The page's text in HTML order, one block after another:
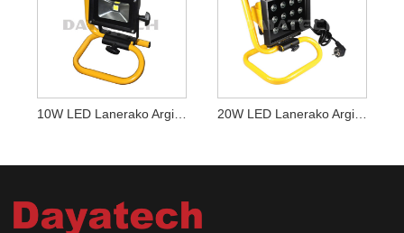
10W LED Lanerako Argi Eramangarria